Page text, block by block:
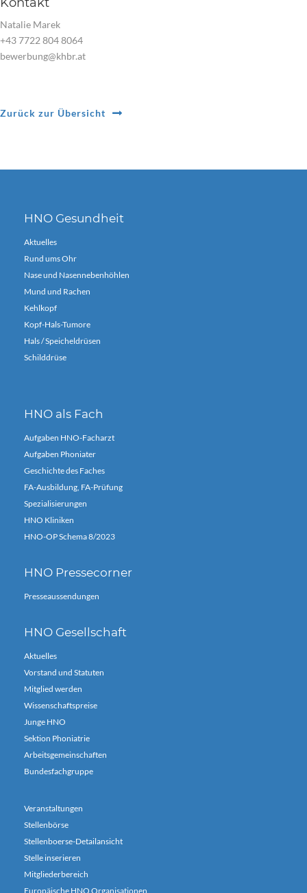
Natalie Marek
+43 7722 804 8064
bewerbung@khbr.at
Zurück zur Übersicht
HNO Gesundheit
Aktuelles
Rund ums Ohr
Nase und Nasennebenhöhlen
Mund und Rachen
Kehlkopf
Kopf-Hals-Tumore
Hals / Speicheldrüsen
Schilddrüse
HNO als Fach
Aufgaben HNO-Facharzt
Aufgaben Phoniater
Geschichte des Faches
FA-Ausbildung, FA-Prüfung
Spezialisierungen
HNO Kliniken
HNO-OP Schema 8/2023
HNO Pressecorner
Presseaussendungen
HNO Gesellschaft
Aktuelles
Vorstand und Statuten
Mitglied werden
Wissenschaftspreise
Junge HNO
Sektion Phoniatrie
Arbeitsgemeinschaften
Bundesfachgruppe
Veranstaltungen
Stellenbörse
Stellenboerse-Detailansicht
Stelle inserieren
Mitgliederbereich
Europäische HNO Organisationen